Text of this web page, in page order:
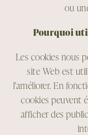
ou
Pourquoi
Les cookies nous
site Web est
l'améliorer. En
cookies peuvent
afficher des